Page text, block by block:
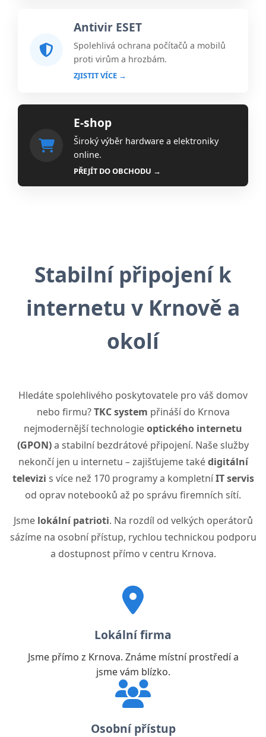
Antivir ESET
Spolehlivá ochrana počítačů a mobilů
proti virům a hrozbám.
ZJISTIT VÍCE →
E-shop
Široký výběr hardware a elektroniky
online.
PŘEJÍT DO OBCHODU →
Stabilní připojení k
internetu v Krnově a
okolí
Hledáte spolehlivého poskytovatele pro váš domov
nebo firmu?TKC system přináší do Krnova
nejmodernější technologieoptického internetu
(GPON)a stabilní bezdrátové připojení. Naše služby
nekončí jen u internetu – zajišťujeme takédigitální
televizi s více než 170 programy a kompletníIT servis
od oprav notebooků až po správu firemních sítí.
Jsme lokální patrioti. Na rozdíl od velkých operátorů
sázíme na osobní přístup, rychlou technickou podporu
a dostupnost přímo v centru Krnova.
Lokální firma
Jsme přímo z Krnova. Známe místní prostředí a
jsme vám blízko.
Osobní přístup